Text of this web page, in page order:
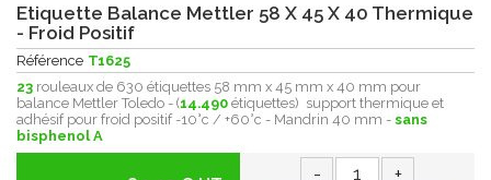
Etiquette Balance Mettler 58 X 45 X 40 Thermique
- Froid Positif
Référence T1625
23 rouleaux de 630 étiquettes 58 mm x 45 mm x 40 mm pour
balance Mettler Toledo - (14.490 étiquettes) support thermique et
adhésif pour froid positif -10°c / +60°c - Mandrin 40 mm - sans
bisphenol A
- +